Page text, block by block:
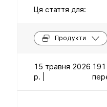
Ця стаття для:
Продукти
15 травня 2026
р. |